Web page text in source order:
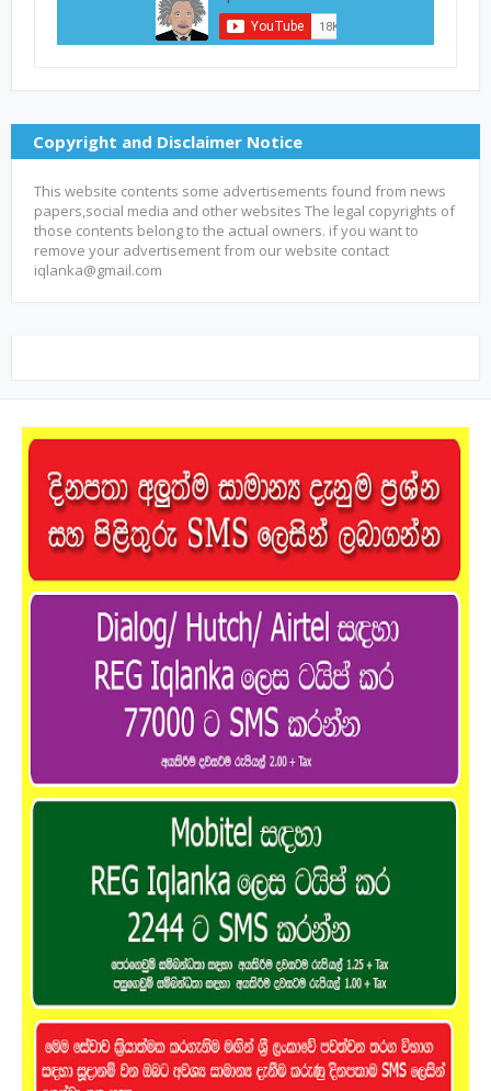
Copyright and Disclaimer Notice
This website contents some advertisements found from news
papers,social media and other websites The legal copyrights of
those contents belong to the actual owners. if you want to
remove your advertisement from our website contact
iqlanka@gmail.com